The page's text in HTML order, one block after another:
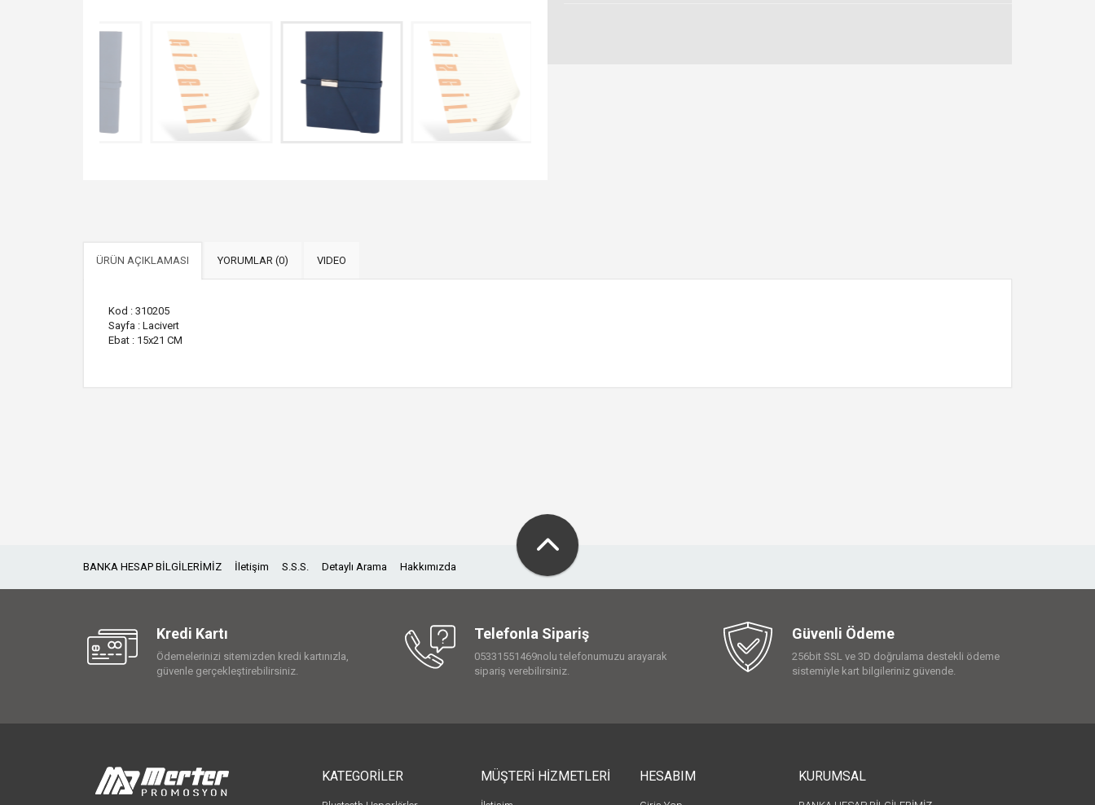
ÜRÜN AÇIKLAMASI YORUMLAR (0) VIDEO
Kod : 310205
Sayfa : Lacivert
Ebat : 15x21 CM
BANKA HESAP BİLGİLERİMİZ İletişim S.S.S. Detaylı Arama Hakkımızda
Kredi Kartı
Ödemelerinizi sitemizden kredi kartınızla,
güvenle gerçekleştirebilirsiniz.
Telefonla Sipariş
05331551469nolu telefonumuzu arayarak
sipariş verebilirsiniz.
Güvenli Ödeme
256bit SSL ve 3D doğrulama destekli ödeme
sistemiyle kart bilgileriniz güvende.
KATEGORİLER MÜŞTERİ HİZMETLERİ HESABIM KURUMSAL